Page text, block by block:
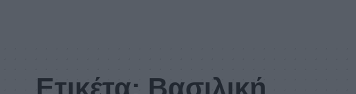
Ετικέτα: Βασιλική